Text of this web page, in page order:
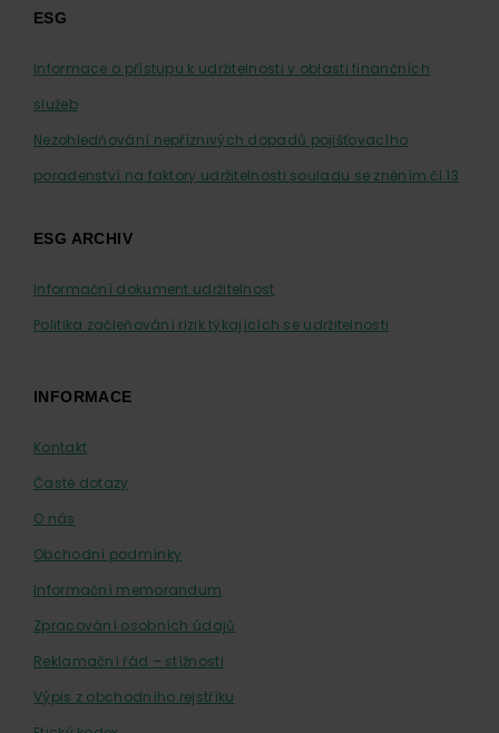
ESG
Informace o přístupu k udržitelnosti v oblasti finančních
služeb
Nezohledňování nepříznivých dopadů pojišťovacího
poradenství na faktory udržitelnosti souladu se zněním čl.13
ESG ARCHIV
Informační dokument udržitelnost
Politika začleňování rizik týkajících se udržitelnosti
INFORMACE
Kontakt
Časté dotazy
O nás
Obchodní podmínky
Informační memorandum
Zpracování osobních údajů
Reklamační řád – stížnosti
Výpis z obchodního rejstříku